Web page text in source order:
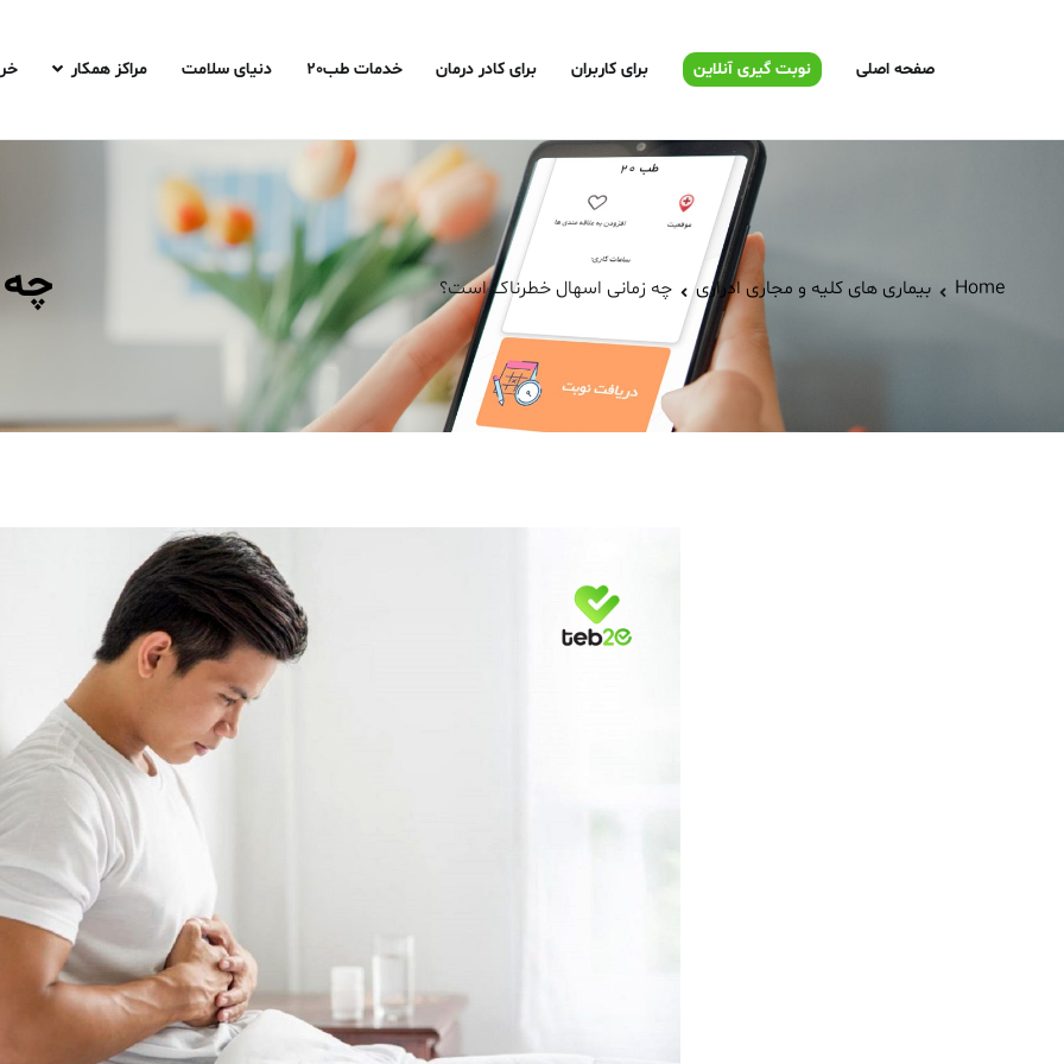
صفحه اصلی نوبت گیری آنلاین برای کاربران برای کادر درمان خدمات طب20 دنیای سلامت مراکز همکار
Home بیماری های کلیه و مجاری ادراری چه زمانی اسهال خطرناک است؟